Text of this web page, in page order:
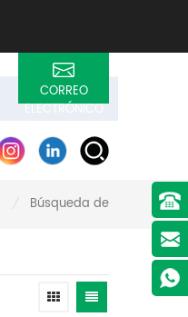
CORREO
ELECTRÓNICO
Búsqueda de